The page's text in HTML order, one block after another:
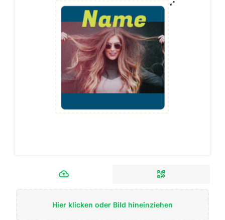
Hier klicken oder Bild hineinziehen